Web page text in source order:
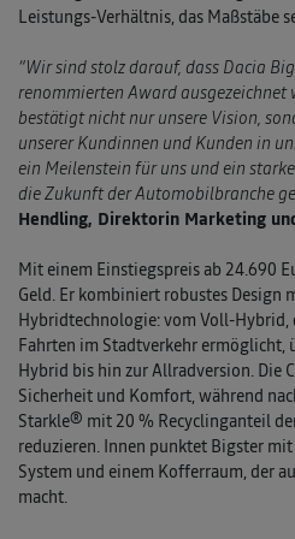
Leistungs-Verhältnis, das Maßstäbe
“Wir sind stolz darauf, dass Dacia
renommierten Award ausgezeichnet
bestätigt nicht nur unsere Vision,
unserer Kundinnen und Kunden in
ein Meilenstein für uns und ein
die Zukunft der Automobilbranche
Hendling, Direktorin Marketing
Mit einem Einstiegspreis ab 24.690
Geld. Er kombiniert robustes Design
Hybridtechnologie: vom Voll-Hybrid,
Fahrten im Stadtverkehr
Hybrid bis hin zur Allradversion. Die
Sicherheit und Komfort, während
Starkle® mit 20 % Recyclinganteil
reduzieren. Innen punktet Bigster
System und einem Kofferraum, der
macht.